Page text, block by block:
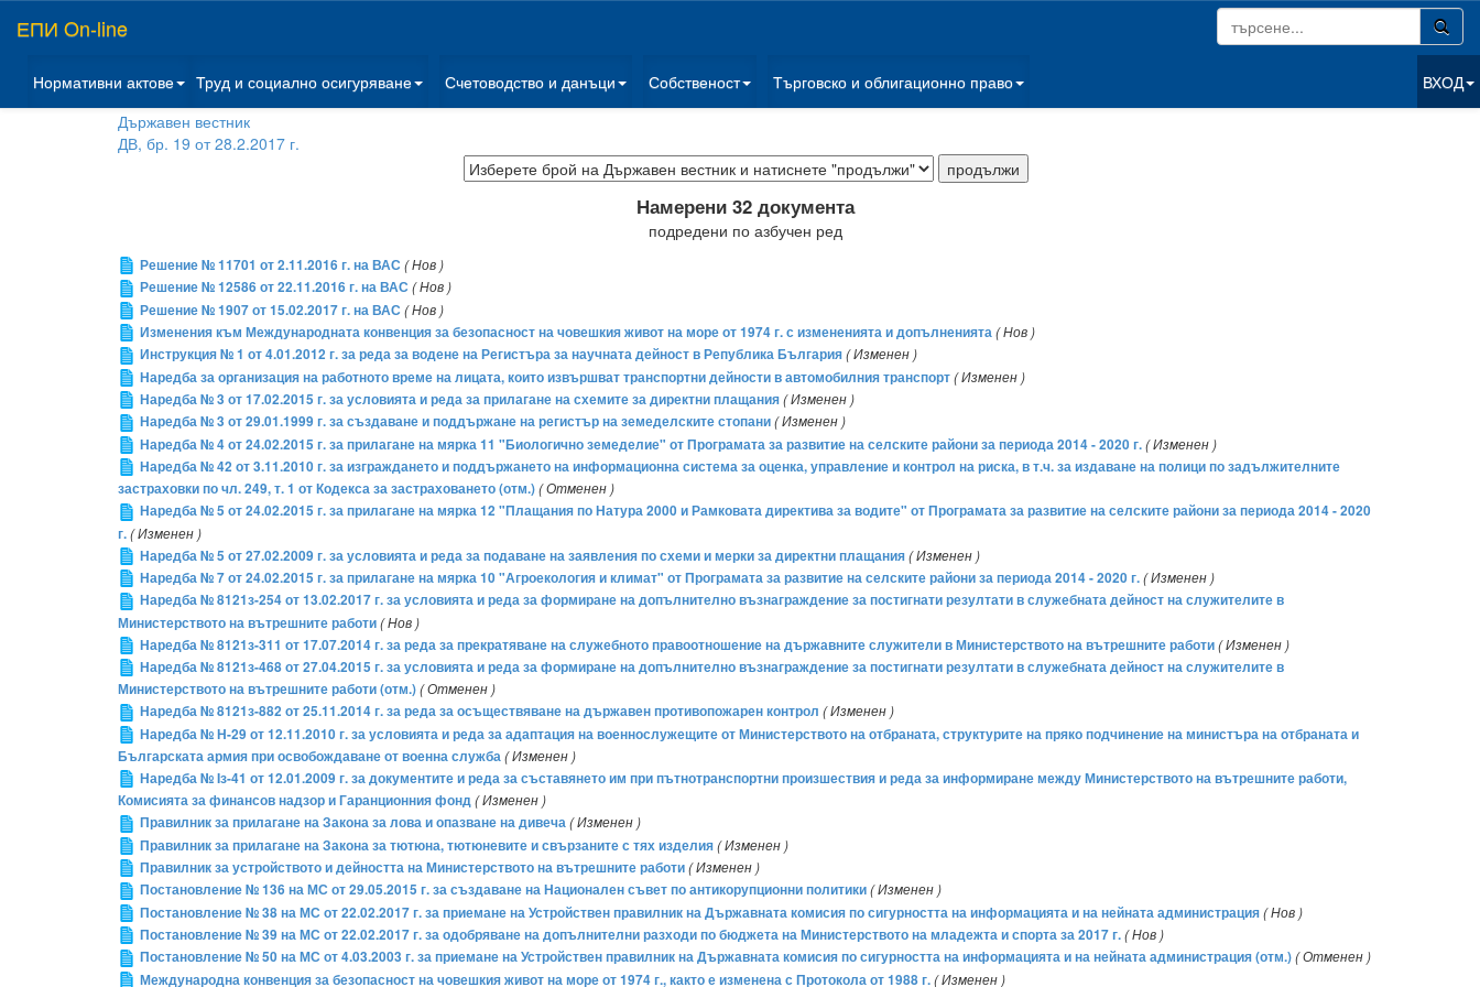
ЕПИ On-line
Нормативни актове Труд и социално осигуряване Счетоводство и данъци Собственост Търговско и облигационно право
ВХОД
Държавен вестник
ДВ, бр. 19 от 28.2.2017 г.
Намерени 32 документа
подредени по азбучен ред
Решение № 11701 от 2.11.2016 г. на ВАС ( Нов )
Решение № 12586 от 22.11.2016 г. на ВАС ( Нов )
Решение № 1907 от 15.02.2017 г. на ВАС ( Нов )
Изменения към Международната конвенция за безопасност на човешкия живот на море от 1974 г. с измененията и допълненията( Нов )
Инструкция № 1 от 4.01.2012 г. за реда за водене на Регистъра за научната дейност в Република България( Изменен )
Наредба за организация на работното време на лицата, които извършват транспортни дейности в автомобилния транспорт( Изменен )
Наредба № 3 от 17.02.2015 г. за условията и реда за прилагане на схемите за директни плащания( Изменен )
Наредба № 3 от 29.01.1999 г. за създаване и поддържане на регистър на земеделските стопани( Изменен )
Наредба № 4 от 24.02.2015 г. за прилагане на мярка 11 "Биологично земеделие" от Програмата за развитие на селските райони за периода 2014 - 2020 г.( Изменен )
Наредба № 42 от 3.11.2010 г. за изграждането и поддържането на информационна система за оценка, управление и контрол на риска, в т.ч. за издаване на полици по задължителните
застраховки по чл. 249, т. 1 от Кодекса за застраховането (отм.)( Отменен )
Наредба № 5 от 24.02.2015 г. за прилагане на мярка 12 "Плащания по Натура 2000 и Рамковата директива за водите" от Програмата за развитие на селските райони за периода 2014 - 2020
г.( Изменен )
Наредба № 5 от 27.02.2009 г. за условията и реда за подаване на заявления по схеми и мерки за директни плащания( Изменен )
Наредба № 7 от 24.02.2015 г. за прилагане на мярка 10 "Агроекология и климат" от Програмата за развитие на селските райони за периода 2014 - 2020 г.( Изменен )
Наредба № 8121з-254 от 13.02.2017 г. за условията и реда за формиране на допълнително възнаграждение за постигнати резултати в служебната дейност на служителите в
Министерството на вътрешните работи( Нов )
Наредба № 8121з-311 от 17.07.2014 г. за реда за прекратяване на служебното правоотношение на държавните служители в Министерството на вътрешните работи( Изменен )
Наредба № 8121з-468 от 27.04.2015 г. за условията и реда за формиране на допълнително възнаграждение за постигнати резултати в служебната дейност на служителите в
Министерството на вътрешните работи (отм.)( Отменен )
Наредба № 8121з-882 от 25.11.2014 г. за реда за осъществяване на държавен противопожарен контрол ( Изменен )
Наредба № Н-29 от 12.11.2010 г. за условията и реда за адаптация на военнослужещите от Министерството на отбраната, структурите на пряко подчинение на министъра на отбраната и
Българската армия при освобождаване от военна служба( Изменен )
Наредба № Iз-41 от 12.01.2009 г. за документите и реда за съставянето им при пътнотранспортни произшествия и реда за информиране между Министерството на вътрешните работи,
Комисията за финансов надзор и Гаранционния фонд( Изменен )
Правилник за прилагане на Закона за лова и опазване на дивеча( Изменен )
Правилник за прилагане на Закона за тютюна, тютюневите и свързаните с тях изделия( Изменен )
Правилник за устройството и дейността на Министерството на вътрешните работи( Изменен )
Постановление № 136 на МС от 29.05.2015 г. за създаване на Национален съвет по антикорупционни политики( Изменен )
Постановление № 38 на МС от 22.02.2017 г. за приемане на Устройствен правилник на Държавната комисия по сигурността на информацията и на нейната администрация( Нов )
Постановление № 39 на МС от 22.02.2017 г. за одобряване на допълнителни разходи по бюджета на Министерството на младежта и спорта за 2017 г.( Нов )
Постановление № 50 на МС от 4.03.2003 г. за приемане на Устройствен правилник на Държавната комисия по сигурността на информацията и на нейната администрация (отм.)( Отменен )
Международна конвенция за безопасност на човешкия живот на море от 1974 г., както е изменена с Протокола от 1988 г.( Изменен )